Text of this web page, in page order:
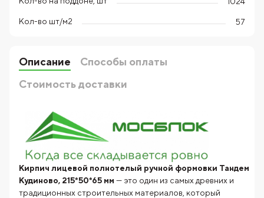
Кол-во шт/м2 57
Описание
Способы оплаты
Стоимость доставки
Кирпич лицевой полнотелый ручной формовки Тандем
Кудиново, 215*50*65 мм — это один из самых древних и
традиционных строительных материалов, который